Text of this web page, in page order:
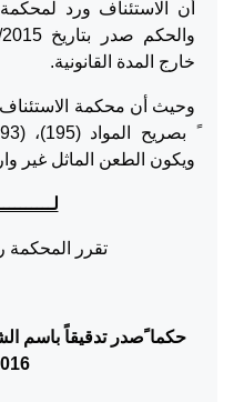
خارج المدة القانونية.
وحيث أن محكمة
ويكون الطعن الماثل غير
تقرر
حكما ًصدر تدقيقاً باسم